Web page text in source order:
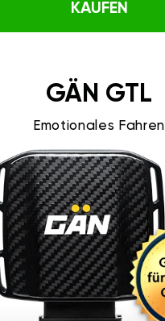
KAUFEN
GÄN GTL
Emotionales Fahren